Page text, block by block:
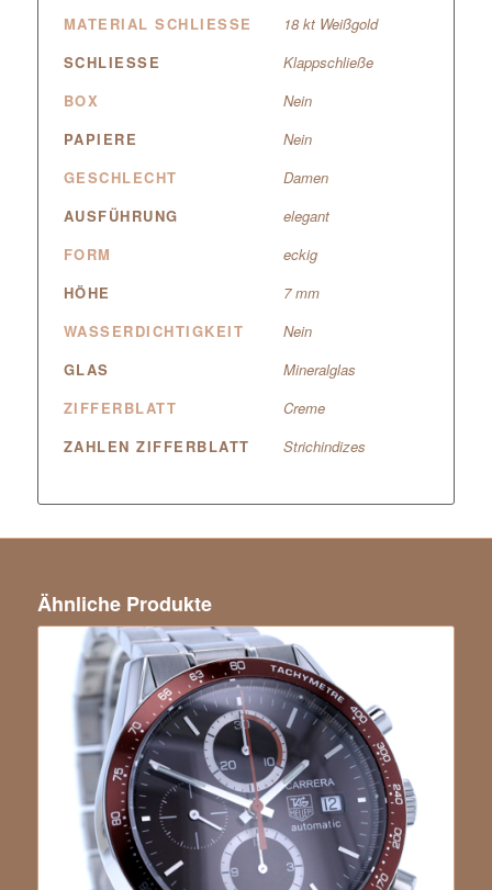
MATERIAL SCHLIESSE
18 kt Weißgold
SCHLIESSE
Klappschließe
BOX
Nein
PAPIERE
Nein
GESCHLECHT
Damen
AUSFÜHRUNG
elegant
FORM
eckig
HÖHE
7 mm
WASSERDICHTIGKEIT
Nein
GLAS
Mineralglas
ZIFFERBLATT
Creme
ZAHLEN ZIFFERBLATT
Strichindizes
Ähnliche Produkte